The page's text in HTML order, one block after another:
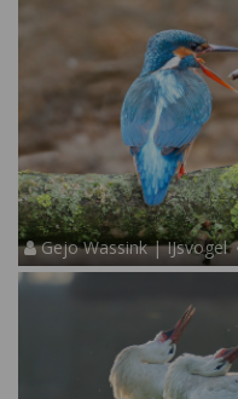
Gejo Wassink | IJsvogel